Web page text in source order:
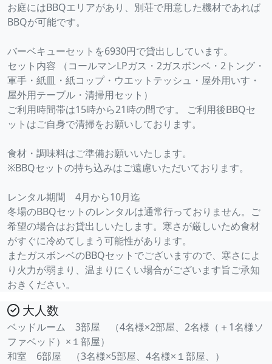
お庭にはBBQエリアがあり、別荘で用意した機材であれば
BBQが可能です。
バーベキューセットを6930円で貸出ししています。
セット内容 （コールマンLPガス・2ガスボンベ・2トング・
軍手・紙皿・紙コップ・ウエットテッシュ・屋外用いす・
屋外用テーブル・清掃用セット）
ご利用時間帯は15時から21時の間です。 ご利用後BBQセ
ットはご自身で清掃をお願いしております。
食材・調味料はご準備お願いいたします。
※BBQセットの持ち込みはご遠慮いただいております。
レンタル期間 4月から10月迄
冬場のBBQセットのレンタルは通常行っておりません。ご
希望の場合はお貸出しいたします。寒さが厳しいため食材
がすぐに冷めてしまう可能性があります。
またガスボンベのBBQセットでございますので、寒さによ
り火力が弱まり、温まりにくい場合がございます旨ご承知
おきください。
大人数
ベッドルーム 3部屋 （4名様×2部屋、2名様（＋1名様ソ
ファベッド）×１部屋）
和室 6部屋 （3名様×5部屋、4名様×１部屋、）